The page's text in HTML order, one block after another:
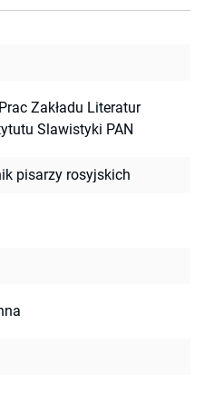
Zakładu Literatur
Slawistyki PAN
pisarzy rosyjskich